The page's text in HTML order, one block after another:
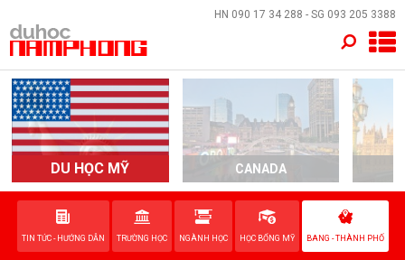
HN 090 17 34 288 - SG 093 205 3388
DU HỌC MỸ CANADA
TIN TỨC - HƯỚNG DẪN TRƯỜNG HỌC NGÀNH HỌC HỌC BỔNG MỸ BANG - THÀNH PHỐ
×
TRANG CHỦ
QUỐC GIA
EVENTS
DỊCH VỤ
VỀ NAM PHONG